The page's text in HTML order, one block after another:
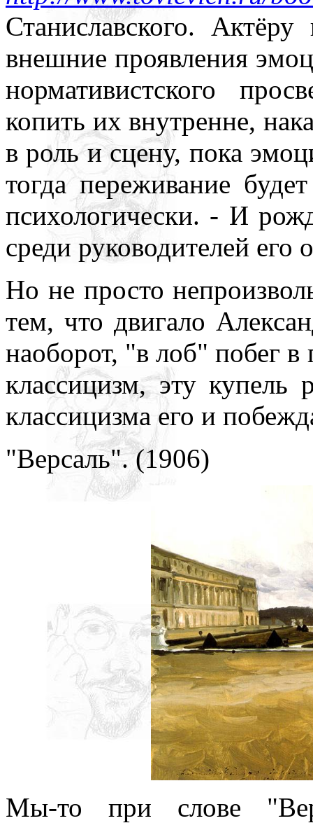
Станиславского.
внешние проявления
нормативистского
копить их внутренне,
в роль и сцену, пока
тогда переживание
психологически. - И
среди руководителей его
Но не просто
тем, что двигало
наоборот, "в лоб" побег
классицизм, эту
классицизма его и
"Версаль". (1906)
Мы-то при слове